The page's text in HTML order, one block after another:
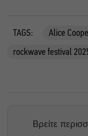
TAGS: Alice
rockwave festival
Βρείτε